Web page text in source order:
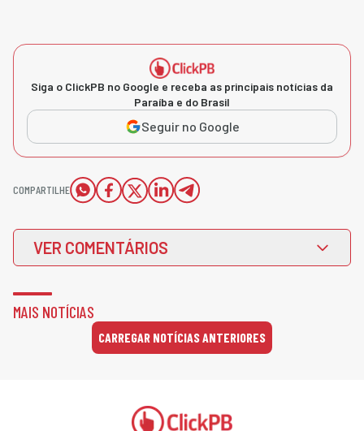
Siga o ClickPB no Google e receba as principais notícias da
Paraíba e do Brasil
Seguir no Google
COMPARTILHE
VER COMENTÁRIOS
MAIS NOTÍCIAS
CARREGAR NOTÍCIAS ANTERIORES